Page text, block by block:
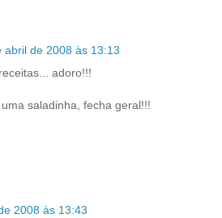
abril de 2008 às 13:13
adoro!!!
saladinha, fecha geral!!!
2008 às 13:43